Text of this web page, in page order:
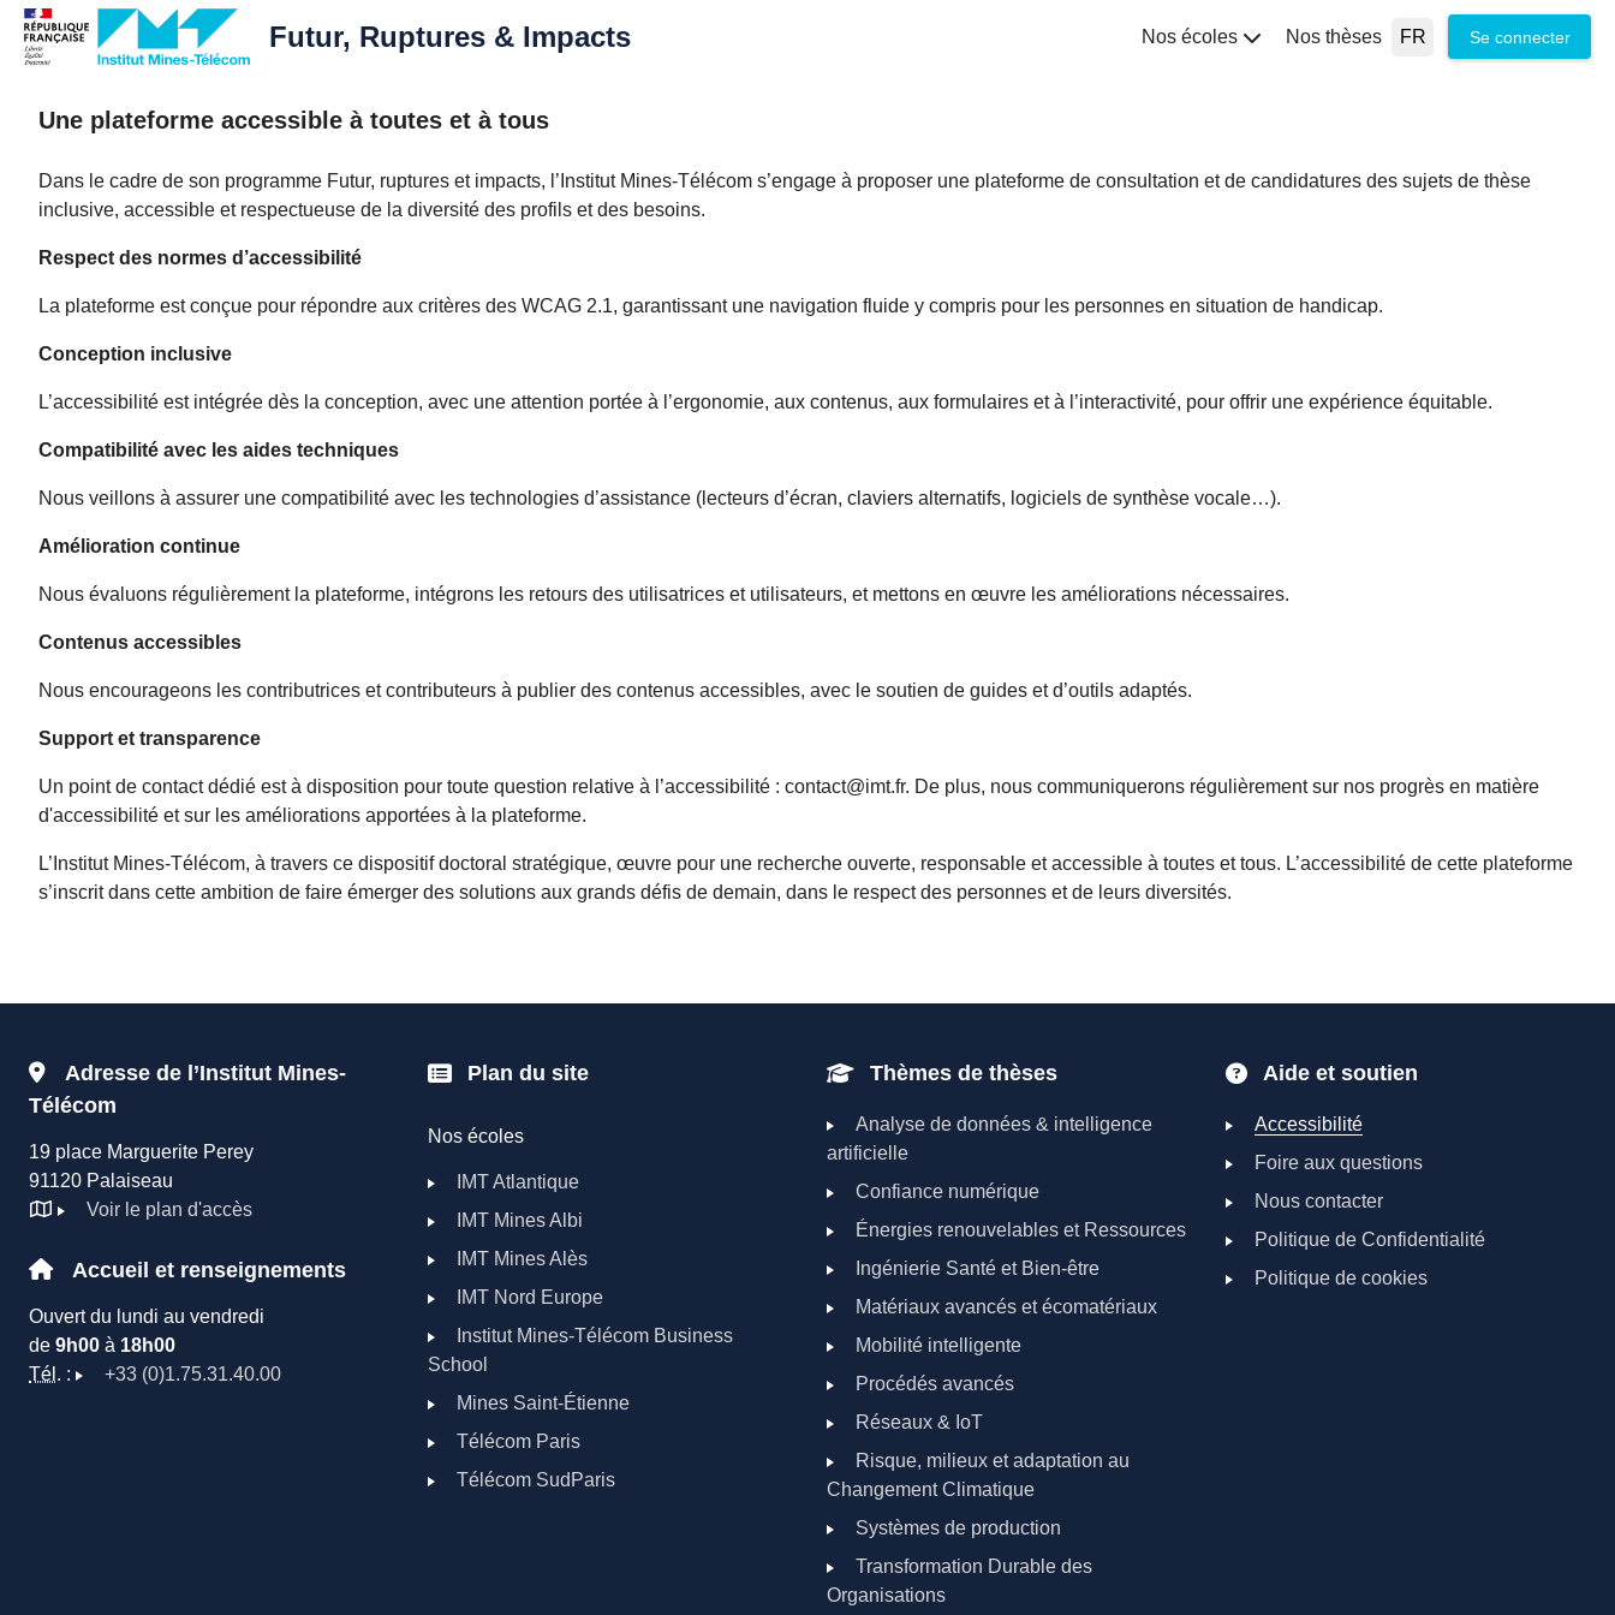
Futur, Ruptures & Impacts Nos écoles Nos thèses Select your language
Se connecter
Une plateforme accessible à toutes et à tous
Dans le cadre de son programme Futur, ruptures et impacts, l’Institut Mines-Télécom s’engage à proposer une plateforme de consultation et de candidatures des sujets de thèse
inclusive, accessible et respectueuse de la diversité des profils et des besoins.
Respect des normes d’accessibilité
La plateforme est conçue pour répondre aux critères des WCAG 2.1, garantissant une navigation fluide y compris pour les personnes en situation de handicap.
Conception inclusive
L’accessibilité est intégrée dès la conception, avec une attention portée à l’ergonomie, aux contenus, aux formulaires et à l’interactivité, pour offrir une expérience équitable.
Compatibilité avec les aides techniques
Nous veillons à assurer une compatibilité avec les technologies d’assistance (lecteurs d’écran, claviers alternatifs, logiciels de synthèse vocale…).
Amélioration continue
Nous évaluons régulièrement la plateforme, intégrons les retours des utilisatrices et utilisateurs, et mettons en œuvre les améliorations nécessaires.
Contenus accessibles
Nous encourageons les contributrices et contributeurs à publier des contenus accessibles, avec le soutien de guides et d’outils adaptés.
Support et transparence
Un point de contact dédié est à disposition pour toute question relative à l’accessibilité : contact@imt.fr. De plus, nous communiquerons régulièrement sur nos progrès en matière
d'accessibilité et sur les améliorations apportées à la plateforme.
L’Institut Mines-Télécom, à travers ce dispositif doctoral stratégique, œuvre pour une recherche ouverte, responsable et accessible à toutes et tous. L’accessibilité de cette plateforme
s’inscrit dans cette ambition de faire émerger des solutions aux grands défis de demain, dans le respect des personnes et de leurs diversités.
Adresse de l’Institut Mines-
Télécom
19 place Marguerite Perey
91120 Palaiseau
Voir le plan d'accès
Accueil et renseignements
Ouvert du lundi au vendredi
de 9h00 à 18h00
Tél . : +33 (0)1.75.31.40.00
Plan du site
Nos écoles
IMT Atlantique
IMT Mines Albi
IMT Mines Alès
IMT Nord Europe
Institut Mines-Télécom Business
School
Mines Saint-Étienne
Télécom Paris
Télécom SudParis
Thèmes de thèses
Analyse de données & intelligence
artificielle
Confiance numérique
Énergies renouvelables et Ressources
Ingénierie Santé et Bien-être
Matériaux avancés et écomatériaux
Mobilité intelligente
Procédés avancés
Réseaux & IoT
Risque, milieux et adaptation au
Changement Climatique
Systèmes de production
Transformation Durable des
Organisations
Aide et soutien
Accessibilité
Foire aux questions
Nous contacter
Politique de Confidentialité
Politique de cookies